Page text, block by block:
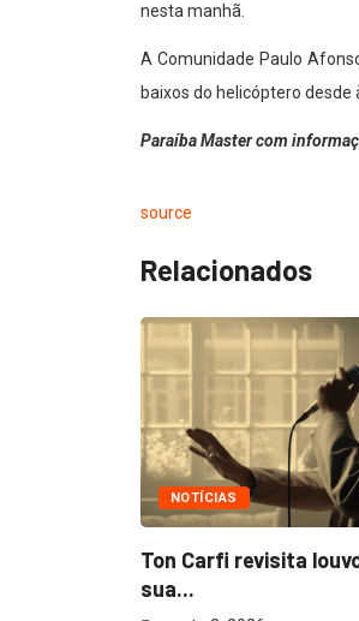
nesta manhã.
A Comunidade Paulo
baixos do helicóptero desde
Paraíba Master com
source
Relacionados
NOTÍCIAS
Ton Carfi revisita
sua...